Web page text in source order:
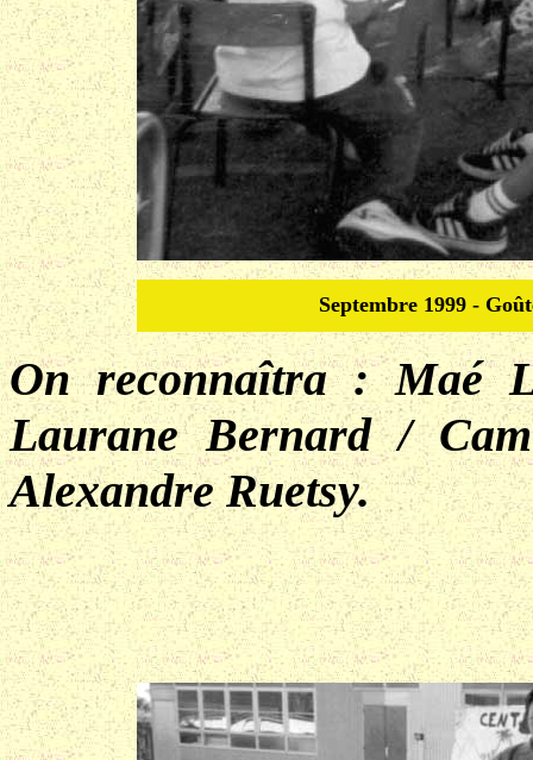
Septembre 1999 -
On reconnaîtra : Maé
Laurane Bernard /
Alexandre Ruetsy.